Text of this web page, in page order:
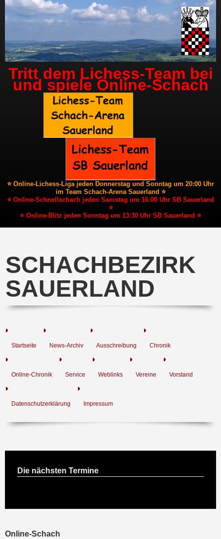
Tritt dem Lichess-Team bei
und spiele Online-Schach
⭐ Online-Lichess-Liga jeden Donnerstag und Sonntag um 20:00 Uhr
im Team Schach-Arena Sauerland ⭐
⭐ Online-Schnellschach jeden Samstag um 16:00 Uhr SB Sauerland
⭐
⭐ Online-Blitz jeden Sonntag um 13:30 Uhr SB Sauerland ⭐
SCHACHBEZIRK
SAUERLAND
Startseite News-Archiv Ausschreibung Chronik
Online-Chronik Service Weblinks Vereine Vorstand
Datenschutzerklärung Impressum
Die nächsten Termine
Online-Schach